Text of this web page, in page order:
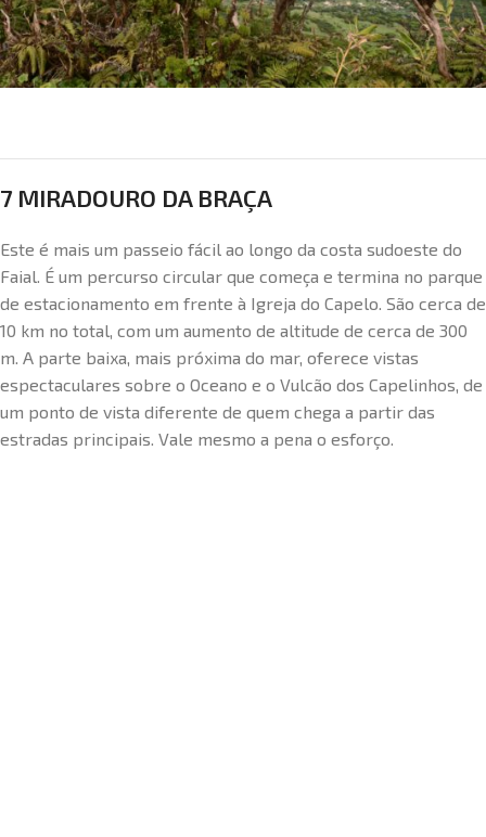
7 MIRADOURO DA BRAÇA
Este é mais um passeio fácil ao longo da costa sudoeste do
Faial. É um percurso circular que começa e termina no parque
de estacionamento em frente à Igreja do Capelo. São cerca de
10 km no total, com um aumento de altitude de cerca de 300
m. A parte baixa, mais próxima do mar, oferece vistas
espectaculares sobre o Oceano e o Vulcão dos Capelinhos, de
um ponto de vista diferente de quem chega a partir das
estradas principais. Vale mesmo a pena o esforço.